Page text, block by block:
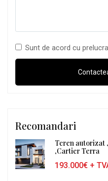
Sunt de acord cu
Recomandari
Teren autorizat
,Cartier Terra
193.000€ +